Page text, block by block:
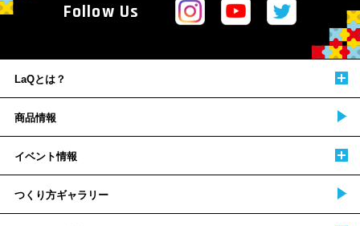
Follow Us
LaQとは？
商品情報
イベント情報
つくり方ギャラリー